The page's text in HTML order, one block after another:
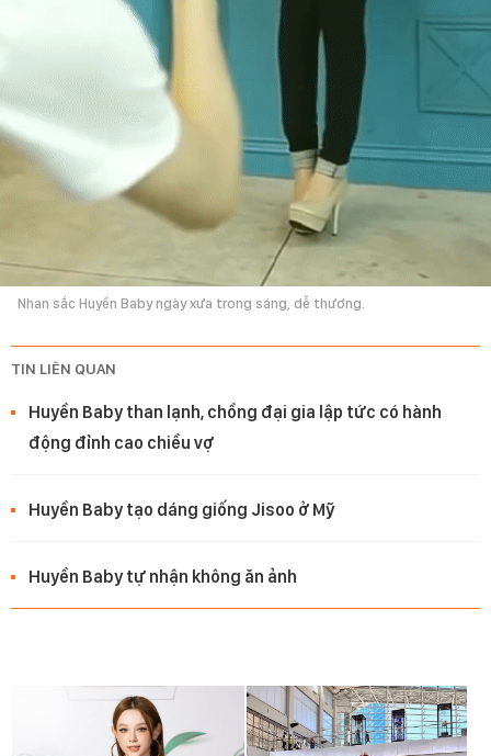
Nhan sắc Huyền Baby ngày xưa trong sáng, dễ thương.
TIN LIÊN QUAN
Huyền Baby than lạnh, chồng đại gia lập tức có hành
động đỉnh cao chiều vợ
Huyền Baby tạo dáng giống Jisoo ở Mỹ
Huyền Baby tự nhận không ăn ảnh